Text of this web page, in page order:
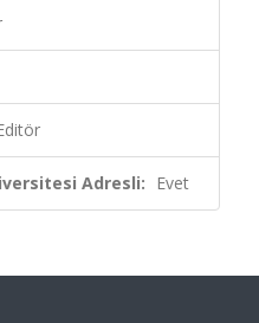
Adresli: Evet